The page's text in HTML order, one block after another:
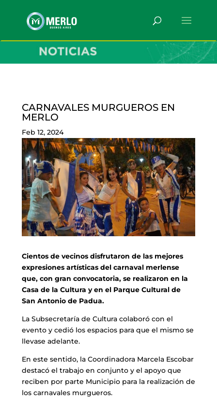
CARNAVALES MURGUEROS EN
MERLO
Feb 12, 2024
Cientos de vecinos disfrutaron de las mejores
expresiones artísticas del carnaval merlense
que, con gran convocatoria, se realizaron en la
Casa de la Cultura y en el Parque Cultural de
San Antonio de Padua.
La Subsecretaría de Cultura colaboró con el
evento y cedió los espacios para que el mismo se
llevase adelante.
En este sentido, la Coordinadora Marcela Escobar
destacó el trabajo en conjunto y el apoyo que
reciben por parte Municipio para la realización de
los carnavales murgueros.